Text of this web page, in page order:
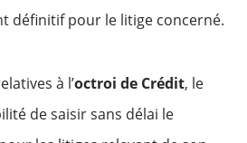
définitif pour le litige concerné.
à l’octroi de Crédit, le
de saisir sans délai le